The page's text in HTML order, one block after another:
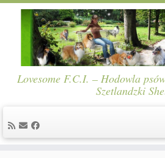
Lovesome F.C.I. – Hodowla
Szetlandzki